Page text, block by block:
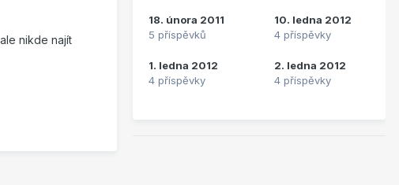
nikde najít
18. února 2011
5 příspěvků
10. ledna 2012
4 příspěvky
1. ledna 2012
4 příspěvky
2. ledna 2012
4 příspěvky